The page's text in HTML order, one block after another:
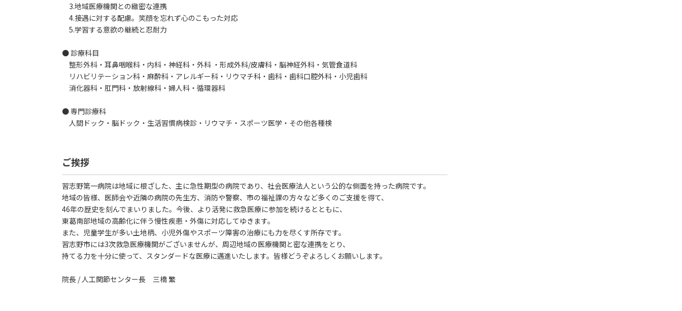
3.地域医療機関との緻密な連携
4.接遇に対する配慮。笑顔を忘れず心のこもった対応
5.学習する意欲の継続と忍耐力
● 診療科目
整形外科・耳鼻咽喉科・内科・神経科・外科 ・形成外科/皮膚科・脳神経外科・気管食道科
リハビリテーション科・麻酔科・アレルギー科・リウマチ科・歯科・歯科口腔外科・小児歯科
消化器科・肛門科・放射線科・婦人科・循環器科
● 専門診療科
人間ドック・脳ドック・生活習慣病検診・リウマチ・スポーツ医学・その他各種検
ご挨拶
習志野第一病院は地域に根ざした、主に急性期型の病院であり、社会医療法人という公的な側面を持った病院です。
地域の皆様、医師会や近隣の病院の先生方、消防や警察、市の福祉課の方々など多くのご支援を得て、
46年の歴史を刻んでまいりました。今後、より活発に救急医療に参加を続けるとともに、
東葛南部地域の高齢化に伴う慢性疾患・外傷に対応してゆきます。
また、児童学生が多い土地柄、小児外傷やスポーツ障害の治療にも力を尽くす所存です。
習志野市には3次救急医療機関がございませんが、周辺地域の医療機関と密な連携をとり、
持てる力を十分に使って、スタンダードな医療に邁進いたします。皆様どうぞよろしくお願いします。
院長 / 人工関節センター長 三橋 繁